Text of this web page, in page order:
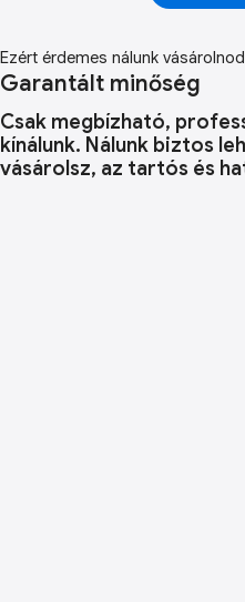
Ezért érdemes nálunk vásárolnod
Garantált minőség
Csak megbízható,
kínálunk. Nálunk biztos
vásárolsz, az tartós és